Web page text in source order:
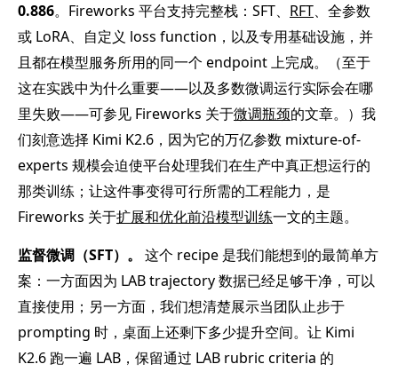
0.886。Fireworks 平台支持完整栈：SFT、 RFT、全参数
或 LoRA、自定义 loss function，以及专用基础设施，并
且都在模型服务所用的同一个 endpoint 上完成。（至于
这在实践中为什么重要——以及多数微调运行实际会在哪
里失败——可参见 Fireworks 关于微调瓶颈的文章。）我
们刻意选择 Kimi K2.6，因为它的万亿参数 mixture-of-
experts 规模会迫使平台处理我们在生产中真正想运行的
那类训练；让这件事变得可行所需的工程能力，是
Fireworks 关于扩展和优化前沿模型训练一文的主题。
监督微调（SFT）。
这个 recipe 是我们能想到的最简单方
案：一方面因为 LAB trajectory 数据已经足够干净，可以
直接使用；另一方面，我们想清楚展示当团队止步于
prompting 时，桌面上还剩下多少提升空间。让 Kimi
K2.6 跑一遍 LAB，保留通过 LAB rubric criteria 的